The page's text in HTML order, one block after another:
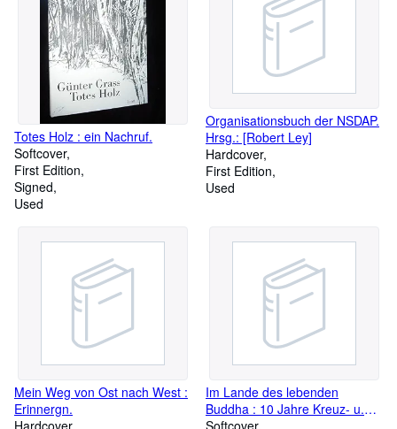
Totes Holz : ein Nachruf.
Softcover
First Edition
Signed
Used
Organisationsbuch der NSDAP.
Hrsg.: [Robert Ley]
Hardcover
First Edition
Used
Mein Weg von Ost nach West :
Erinnergn.
Hardcover
Im Lande des lebenden
Buddha : 10 Jahre Kreuz- u.
Querfahrten in der Mongolei.
Softcover